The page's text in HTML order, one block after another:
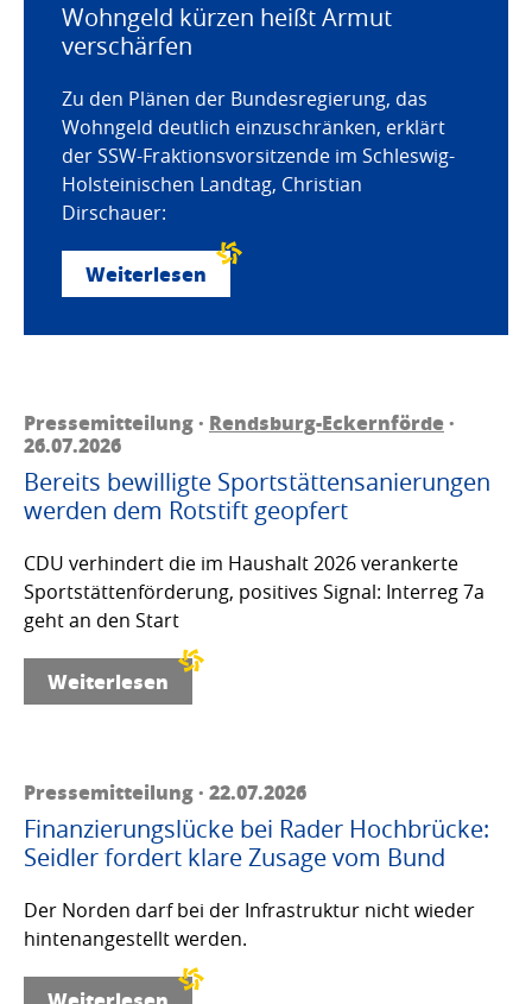
Wohngeld kürzen heißt Armut
verschärfen
Zu den Plänen der Bundesregierung, das
Wohngeld deutlich einzuschränken, erklärt
der SSW-Fraktionsvorsitzende im Schleswig-
Holsteinischen Landtag, Christian
Dirschauer:
Weiterlesen
Pressemitteilung · Rendsburg-Eckernförde·
26.07.2026
Bereits bewilligte Sportstättensanierungen
werden dem Rotstift geopfert
CDU verhindert die im Haushalt 2026 verankerte
Sportstättenförderung, positives Signal: Interreg 7a
geht an den Start
Weiterlesen
Pressemitteilung · 22.07.2026
Finanzierungslücke bei Rader Hochbrücke:
Seidler fordert klare Zusage vom Bund
Der Norden darf bei der Infrastruktur nicht wieder
hintenangestellt werden.